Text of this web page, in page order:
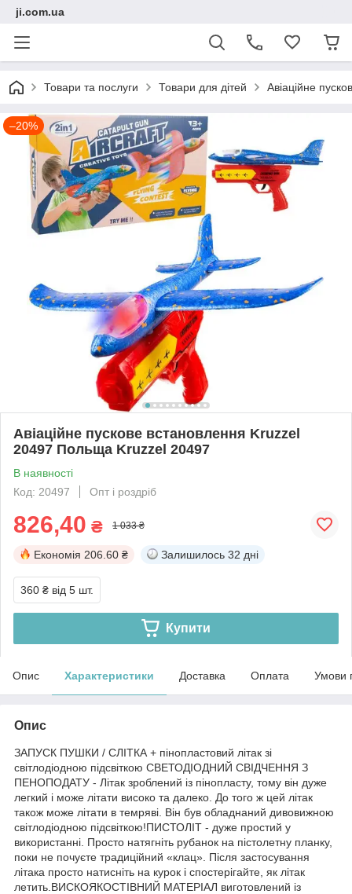
ji.com.ua
Товари та послуги Товари для дітей Авіаційне
–20%
Авіаційне пускове встановлення Kruzzel
20497 Польща Kruzzel 20497
В наявності
Код: 20497
Опт і роздріб
826,40 ₴ 1 033 ₴
Економія 206.60 ₴ Залишилось 32 дні
360 ₴ від 5 шт.
Купити
Опис Характеристики Доставка Оплата Умови
Опис
ЗАПУСК ПУШКИ / СЛІТКА + пінопластовий літак зі
світлодіодною підсвіткою СВЕТОДІОДНИЙ СВІДЧЕННЯ З
ПЕНОПОДАТУ - Літак зроблений із пінопласту, тому він дуже
легкий і може літати високо та далеко. До того ж цей літак
також може літати в темряві. Він був обладнаний дивовижною
світлодіодною підсвіткою!ПИСТОЛІТ - дуже простий у
використанні. Просто натягніть рубанок на пістолетну планку,
поки не почуєте традиційний «клац». Після застосування
літака просто натисніть на курок і спостерігайте, як літак
летить.ВИСКОЯКОСТІВНИЙ МАТЕРІАЛ виготовлений із